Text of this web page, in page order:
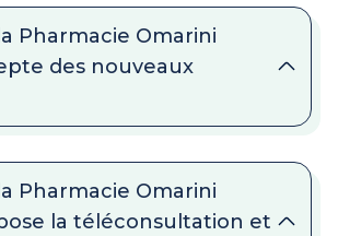
Pharmacie Omarini
des nouveaux
Pharmacie Omarini
la téléconsultation et